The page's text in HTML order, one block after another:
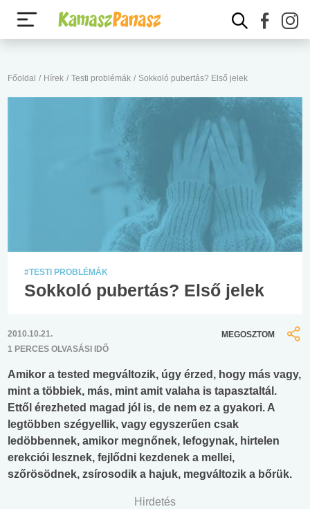
Főoldal / Hírek / Testi problémák / Sokkoló pubertás? Első jelek
#TESTI PROBLÉMÁK
Sokkoló pubertás? Első jelek
2010.10.21.
1 PERCES OLVASÁSI IDŐ
MEGOSZTOM
Amikor a tested megváltozik, úgy érzed, hogy más vagy,
mint a többiek, más, mint amit valaha is tapasztaltál.
Ettől érezheted magad jól is, de nem ez a gyakori. A
legtöbben szégyellik, vagy egyszerűen csak
ledöbbennek, amikor megnőnek, lefogynak, hirtelen
erekciói lesznek, fejlődni kezdenek a mellei,
szőrösödnek, zsírosodik a hajuk, megváltozik a bőrük.
Hirdetés